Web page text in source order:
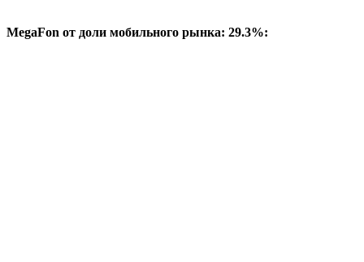
MegaFon от доли мобильного рынка: 29.3%: